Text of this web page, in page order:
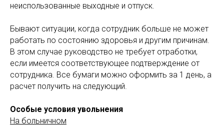
неиспользованные выходные и отпуск.
Бывают ситуации, когда сотрудник больше не может
работать по состоянию здоровья и другим причинам.
В этом случае руководство не требует отработки,
если имеется соответствующее подтверждение от
сотрудника. Все бумаги можно оформить за 1 день, а
расчет получить на следующий.
Особые условия увольнения
На больничном